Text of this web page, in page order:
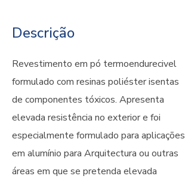
Descrição
Revestimento em pó termoendurecivel
formulado com resinas poliéster isentas
de componentes tóxicos. Apresenta
elevada resistência no exterior e foi
especialmente formulado para aplicações
em alumínio para Arquitectura ou outras
áreas em que se pretenda elevada